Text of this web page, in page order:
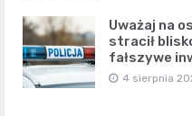
Uważaj na
stracił
fałszywe
4 sierpnia